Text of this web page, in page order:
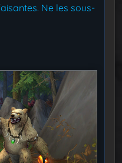
Ne les sous-